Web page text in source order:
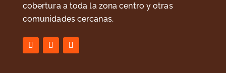
cobertura a toda la zona centro y otras
comunidades cercanas.